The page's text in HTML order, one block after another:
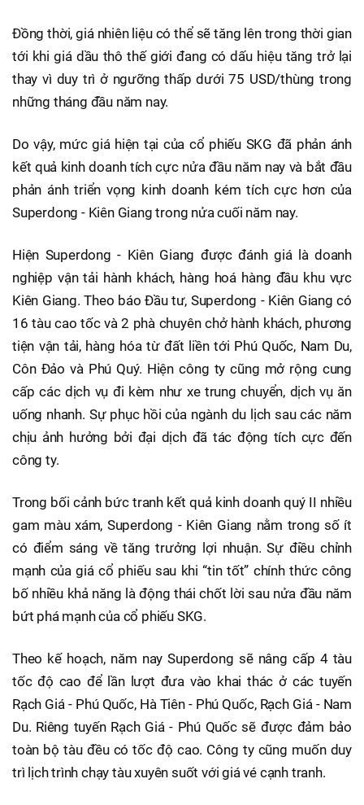
Đồng thời, giá nhiên liệu có thể sẽ tăng lên trong thời gian
tới khi giá dầu thô thế giới đang có dấu hiệu tăng trở lại
thay vì duy trì ở ngưỡng thấp dưới 75 USD/thùng trong
những tháng đầu năm nay.
Do vậy, mức giá hiện tại của cổ phiếu SKG đã phản ánh
kết quả kinh doanh tích cực nửa đầu năm nay và bắt đầu
phản ánh triển vọng kinh doanh kém tích cực hơn của
Superdong - Kiên Giang trong nửa cuối năm nay.
Hiện Superdong - Kiên Giang được đánh giá là doanh
nghiệp vận tải hành khách, hàng hoá hàng đầu khu vực
Kiên Giang. Theo báo Đầu tư, Superdong - Kiên Giang có
16 tàu cao tốc và 2 phà chuyên chở hành khách, phương
tiện vận tải, hàng hóa từ đất liền tới Phú Quốc, Nam Du,
Côn Đảo và Phú Quý. Hiện công ty cũng mở rộng cung
cấp các dịch vụ đi kèm như xe trung chuyển, dịch vụ ăn
uống nhanh. Sự phục hồi của ngành du lịch sau các năm
chịu ảnh hưởng bởi đại dịch đã tác động tích cực đến
công ty.
Trong bối cảnh bức tranh kết quả kinh doanh quý II nhiều
gam màu xám, Superdong - Kiên Giang nằm trong số ít
có điểm sáng về tăng trưởng lợi nhuận. Sự điều chỉnh
mạnh của giá cổ phiếu sau khi “tin tốt” chính thức công
bố nhiều khả năng là động thái chốt lời sau nửa đầu năm
bứt phá mạnh của cổ phiếu SKG.
Theo kế hoạch, năm nay Superdong sẽ nâng cấp 4 tàu
tốc độ cao để lần lượt đưa vào khai thác ở các tuyến
Rạch Giá - Phú Quốc, Hà Tiên - Phú Quốc, Rạch Giá - Nam
Du. Riêng tuyến Rạch Giá - Phú Quốc sẽ được đảm bảo
toàn bộ tàu đều có tốc độ cao. Công ty cũng muốn duy
trì lịch trình chạy tàu xuyên suốt với giá vé cạnh tranh.